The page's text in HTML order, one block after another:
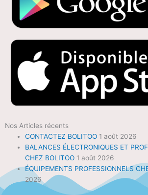
Nos Articles récents
CONTACTEZ BOLITOO 1 août 2026
BALANCES ÉLECTRONIQUES ET
CHEZ BOLITOO 1 août 2026
ÉQUIPEMENTS PROFESSIONNELS
2026